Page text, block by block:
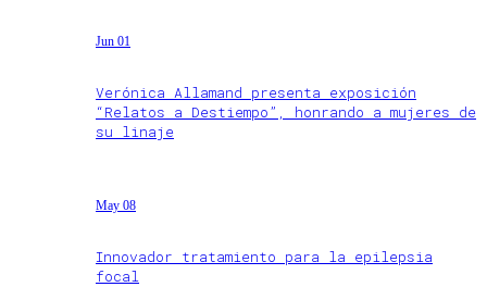
Jun 01
Verónica Allamand presenta exposición
“Relatos a Destiempo”, honrando a mujeres de
su linaje
May 08
Innovador tratamiento para la epilepsia
focal